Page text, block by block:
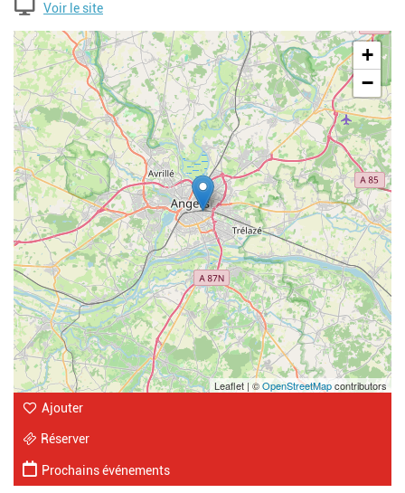
Voir le site
Geolocalisation
+
−
Leaflet | ©OpenStreetMapcontributors
Ajouter
Réserver
Prochains événements